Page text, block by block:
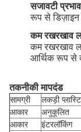
सजावटी
रूप से डिज़ाइन
कम रखरखाव
कम रखरखाव
आर्थिक रूप से
तकनीकी मापदंड
सामग्री
लकड़ी
आकार
अनुकूलित
आकार
इंटरलॉकिंग